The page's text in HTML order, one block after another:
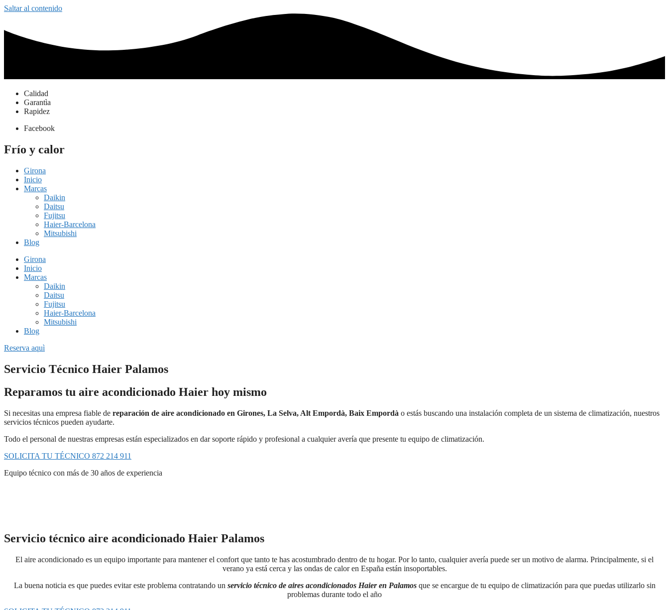
Saltar al contenido
Calidad
Garantìa
Rapidez
Facebook
Frío y calor
Girona
Inicio
Marcas
Daikin
Daitsu
Fujitsu
Haier-Barcelona
Mitsubishi
Blog
Girona
Inicio
Marcas
Daikin
Daitsu
Fujitsu
Haier-Barcelona
Mitsubishi
Blog
Reserva aquì
Servicio Técnico Haier Palamos
Reparamos tu aire acondicionado Haier hoy mismo
Si necesitas una empresa fiable de reparación de aire acondicionado en Girones, La Selva, Alt Empordà, Baix Empordà o estás buscando una instalación completa de un sistema de climatización, nuestros
servicios técnicos pueden ayudarte.
Todo el personal de nuestras empresas están especializados en dar soporte rápido y profesional a cualquier avería que presente tu equipo de climatización.
SOLICITA TU TÉCNICO 872 214 911
Equipo técnico con más de 30 años de experiencia
Servicio técnico aire acondicionado Haier Palamos
El aire acondicionado es un equipo importante para mantener el confort que tanto te has acostumbrado dentro de tu hogar. Por lo tanto, cualquier avería puede ser un motivo de alarma. Principalmente, si el
verano ya está cerca y las ondas de calor en España están insoportables.
La buena noticia es que puedes evitar este problema contratando un servicio técnico de aires acondicionados Haier en Palamos que se encargue de tu equipo de climatización para que puedas utilizarlo sin
problemas durante todo el año